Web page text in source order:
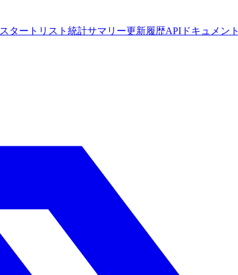
スタートリスト 統計サマリー更新履歴APIドキュメント